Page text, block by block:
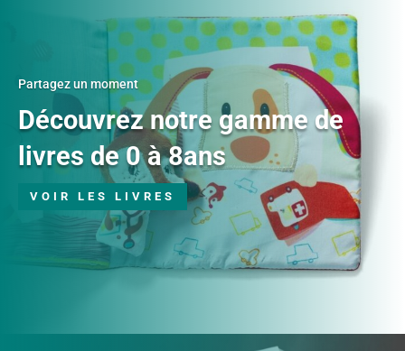
Partagez un moment
Découvrez notre gamme de
livres de 0 à 8ans
VOIR LES LIVRES